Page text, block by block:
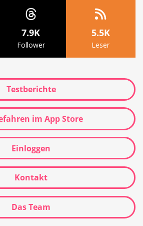
7.9K
Follower
5.5K
Leser
Testberichte
im App Store
Einloggen
Kontakt
Das Team